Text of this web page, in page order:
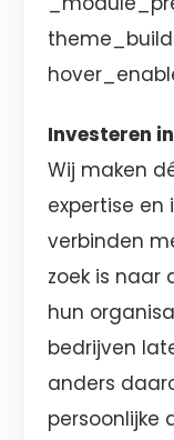
Investeren
Wij maken
expertise en
verbinden
zoek is naar
hun
bedrijven
anders
persoonlijke